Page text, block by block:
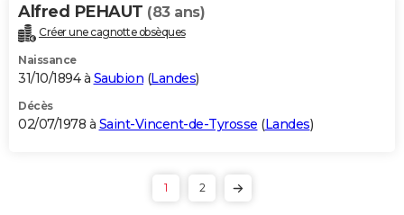
Alfred PEHAUT (83 ans)
Créer une cagnotte obsèques
Naissance
31/10/1894 à Saubion (Landes)
Décès
02/07/1978 à Saint-Vincent-de-Tyrosse (Landes)
1 2